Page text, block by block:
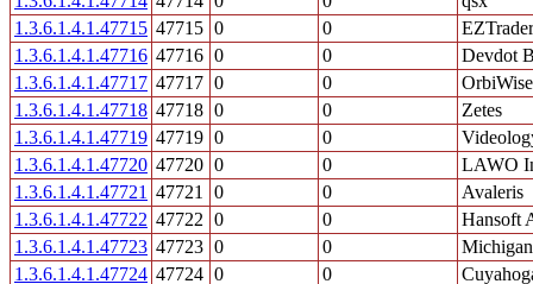
1.3.6.1.4.1.47715 47715 0 0
EZTrader
1.3.6.1.4.1.47716 47716 0 0
Devdot
1.3.6.1.4.1.47717 47717 0 0
1.3.6.1.4.1.47718 47718 0 0
Zetes
1.3.6.1.4.1.47719 47719 0 0
1.3.6.1.4.1.47720 47720 0 0
LAWO
1.3.6.1.4.1.47721 47721 0 0
Avaleris
1.3.6.1.4.1.47722 47722 0 0
Hansoft
1.3.6.1.4.1.47723 47723 0 0
1.3.6.1.4.1.47724 47724 0 0